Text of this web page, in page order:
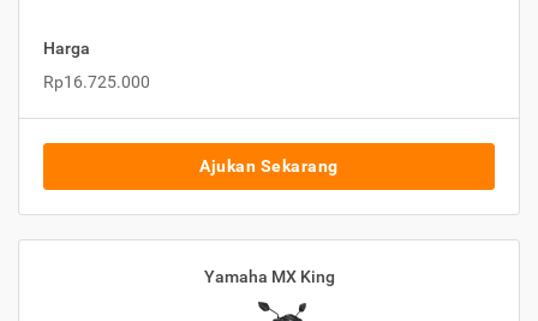
Harga
Rp16.725.000
Ajukan Sekarang
Yamaha MX King